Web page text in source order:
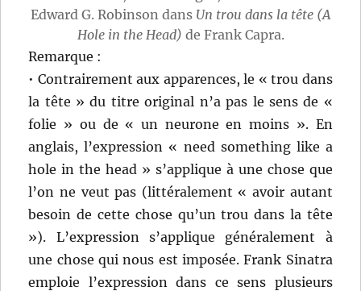
Edward G. Robinson dans Un trou dans la tête (A
Hole in the Head) de Frank Capra.
Remarque :
• Contrairement aux apparences, le « trou dans
la tête » du titre original n’a pas le sens de «
folie » ou de « un neurone en moins ». En
anglais, l’expression « need something like a
hole in the head » s’applique à une chose que
l’on ne veut pas (littéralement « avoir autant
besoin de cette chose qu’un trou dans la tête
»). L’expression s’applique généralement à
une chose qui nous est imposée. Frank Sinatra
emploie l’expression dans ce sens plusieurs